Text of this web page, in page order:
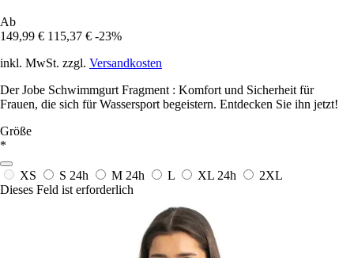
Ab
149,99 € 115,37 € -23%
inkl. MwSt. zzgl. Versandkosten
Der Jobe Schwimmgurt Fragment : Komfort und Sicherheit für
Frauen, die sich für Wassersport begeistern. Entdecken Sie ihn jetzt!
Größe
*
XS S 24h M 24h L XL 24h
2XL
Dieses Feld ist erforderlich